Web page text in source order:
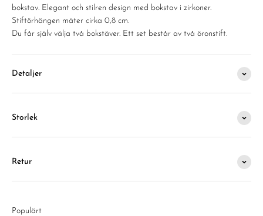
bokstav. Elegant och stilren design med bokstav i zirkoner.
Stiftörhängen mäter cirka 0,8 cm.
Du får själv välja två bokstäver. Ett set består av två öronstift.
Detaljer
Storlek
Retur
Populärt